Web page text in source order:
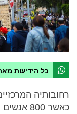
כל הידיעות
רחובותיה
כאשר